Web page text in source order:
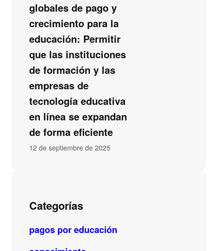
globales de pago y
crecimiento para la
educación: Permitir
que las instituciones
de formación y las
empresas de
tecnología educativa
en línea se expandan
de forma eficiente
12 de septiembre de 2025
Categorías
pagos por educación